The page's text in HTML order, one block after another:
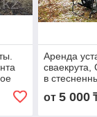
Аренда
сваекрута,
в
из
от 5 000